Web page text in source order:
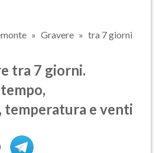
Gravere tra 7 giorni
tra 7 giorni.
temperatura e venti